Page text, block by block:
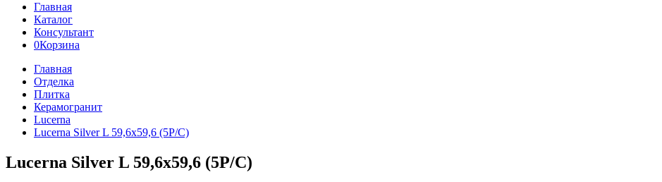
Главная
Каталог
Консультант
0Корзина
Главная
Отделка
Плитка
Керамогранит
Lucerna
Lucerna Silver L 59,6x59,6 (5P/C)
Lucerna Silver L 59,6x59,6 (5P/C)